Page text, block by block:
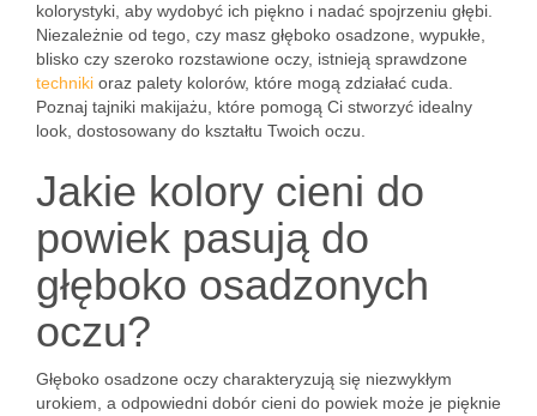
kolorystyki, aby wydobyć ich piękno i nadać spojrzeniu głębi.
Niezależnie od tego, czy masz głęboko osadzone, wypukłe,
blisko czy szeroko rozstawione oczy, istnieją sprawdzone
techniki oraz palety kolorów, które mogą zdziałać cuda.
Poznaj tajniki makijażu, które pomogą Ci stworzyć idealny
look, dostosowany do kształtu Twoich oczu.
Jakie kolory cieni do
powiek pasują do
głęboko osadzonych
oczu?
Głęboko osadzone oczy charakteryzują się niezwykłym
urokiem, a odpowiedni dobór cieni do powiek może je pięknie